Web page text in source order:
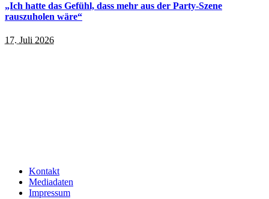
„Ich hatte das Gefühl, dass mehr aus der Party-Szene
rauszuholen wäre“
17. Juli 2026
Kontakt
Mediadaten
Impressum